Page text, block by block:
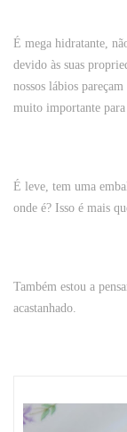
É mega hidratante,
devido às suas
nossos lábios
muito importante
É leve, tem uma
onde é? Isso é mais
Também estou a
acastanhado.